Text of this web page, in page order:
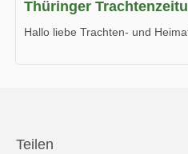
Thüringer
Hallo liebe Trachten- und
Teilen